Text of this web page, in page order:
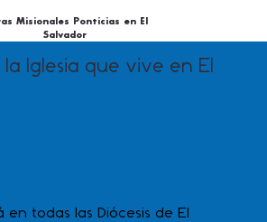
Misionales Ponticias en El
Salvador
Iglesia que vive en El
en todas las Diócesis de El